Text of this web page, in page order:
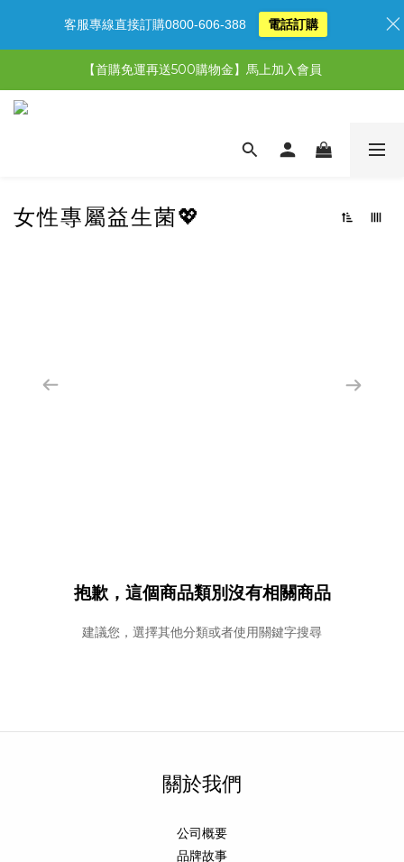
【限時特惠】全館滿1,000送500購物金！
【限時特惠】超值5選3，最高現省1,770元
【首購免運再送500購物金】馬上加入會員
女性專屬益生菌💖
抱歉，這個商品類別沒有相關商品
建議您，選擇其他分類或者使用關鍵字搜尋
關於我們
公司概要
品牌故事
客服專線直接訂購0800-606-388 電話訂購